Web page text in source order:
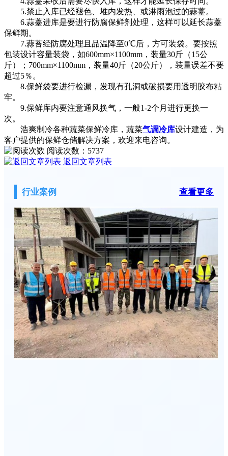
5.禁止入库已经褪色、堆内发热、或淋雨泡过的蒜薹。
6.蒜薹进库是要进行防腐保鲜剂处理，这样可以延长蒜薹
保鲜期。
7.蒜苔经防腐处理且品温降至0℃后，方可装袋。要按照
包装设计容量装袋，如600mm×1100mm，装量30斤（15公
斤）；700mm×1100mm，装量40斤（20公斤），装量误差不要
超过5％。
8.保鲜袋要进行检漏，发现有孔洞或破损要用透明胶布粘
牢。
9.保鲜库内要注意通风换气，一般1-2个月进行更换一
次。
浩爽制冷各种蔬菜保鲜冷库，蔬菜气调冷库设计建造，为
客户提供的保鲜仓储解决方案，欢迎来电咨询。
阅读次数： 5737
返回文章列表
行业案例 查看更多